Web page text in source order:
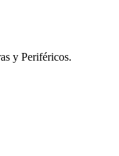
y Periféricos.